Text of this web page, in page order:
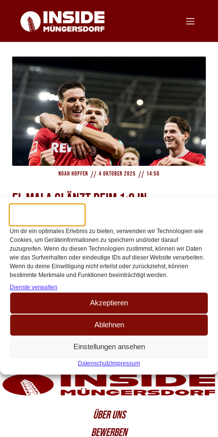
Um dir ein optimales Erlebnis zu bieten, verwenden wir Technologien wie
Cookies, um Geräteinformationen zu speichern und/oder darauf
zuzugreifen. Wenn du diesen Technologien zustimmst, können wir Daten
wie das Surfverhalten oder eindeutige IDs auf dieser Website verarbeiten.
Wenn du deine Einwilligung nicht erteilst oder zurückziehst, können
bestimmte Merkmale und Funktionen beeinträchtigt werden.
Dienste verwalten
Akzeptieren
Ablehnen
Einstellungen ansehen
DatenschutzImpressum
Noah Hopfen // 4 Oktober 2025 // 14:56
El Mala glänzt beim 1:0 in
Hoffenheim – Heintz-Comeback sorgt
für FC-Euphorie
Der 1. FC Köln meldet sich mit einem wichtigen Auswärtssieg zurück: Beim
1:0-Erfolg gegen die TSG Hoffenheim zeigt die Mannschaft von Trainer
Timo Schultz eine[…]
ÜBER UNS
BEWERBEN